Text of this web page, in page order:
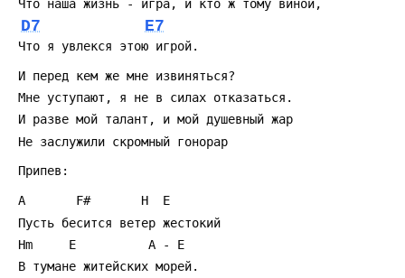
Что наша жизнь - игра, и кто ж тому виной,
D7 E7
Что я увлекся этою игрой.
И перед кем же мне извиняться?
Мне уступают, я не в силах отказаться.
И разве мой талант, и мой душевный жар
Hе заслужили скромный гонорар
Припев:
A       F#       H  E
Пусть бесится ветер жестокий
Hm     E          A - E
В тумане житейских морей.